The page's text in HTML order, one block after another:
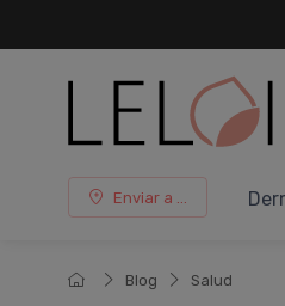
Enviar a ...
Blog Salud